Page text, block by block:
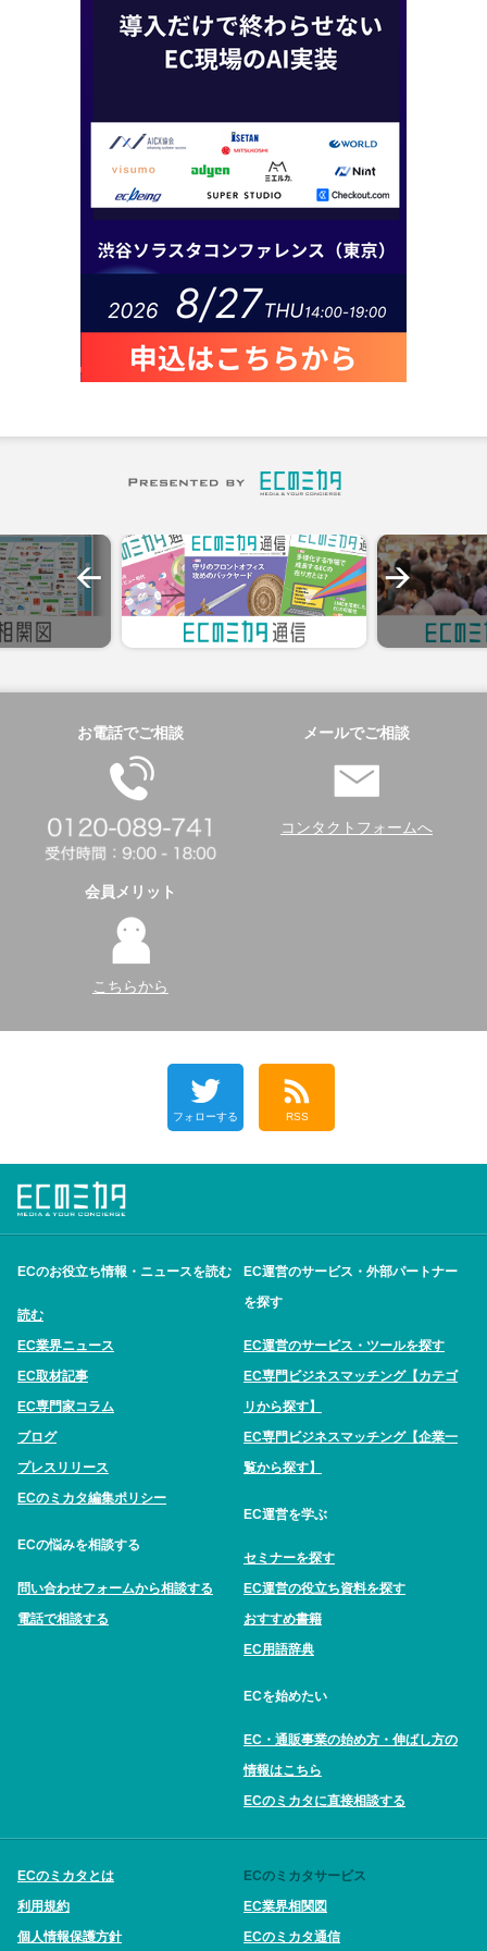
お電話でご相談 メールでご相談
コンタクトフォームへ
会員メリット
こちらから
フォローする RSS
ECのお役立ち情報・ニュースを読む
読む
EC業界ニュース
EC取材記事
EC専門家コラム
ブログ
プレスリリース
ECのミカタ編集ポリシー
ECの悩みを相談する
問い合わせフォームから相談する
電話で相談する
EC運営のサービス・外部パートナー
を探す
EC運営のサービス・ツールを探す
EC専門ビジネスマッチング【カテゴ
リから探す】
EC専門ビジネスマッチング【企業一
覧から探す】
EC運営を学ぶ
セミナーを探す
EC運営の役立ち資料を探す
おすすめ書籍
EC用語辞典
ECを始めたい
EC・通販事業の始め方・伸ばし方の
情報はこちら
ECのミカタに直接相談する
ECのミカタとは
利用規約
個人情報保護方針
ECのミカタサービス
EC業界相関図
ECのミカタ通信